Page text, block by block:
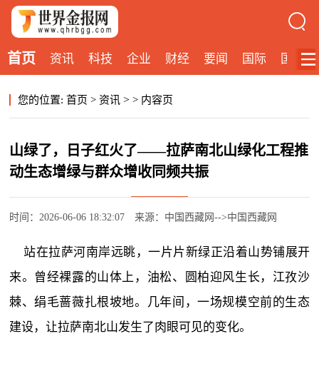
首页 资讯 科技 企业 财经 要闻 国际 国内
您的位置: 首页 > 资讯 > > 内容页
山绿了，日子红火了——拉萨南北山绿化工程推
动生态增绿与群众增收同频共振
时间：2026-06-06 18:32:07 来源：中国西藏网-->中国西藏网
站在拉萨河南岸远眺，一片片新绿正沿着山势铺展开
来。曾经裸露的山体上，油松、圆柏迎风生长，江孜沙
棘、绢毛蔷薇扎根坡地。几年间，一场规模空前的生态
建设，让拉萨南北山发生了肉眼可见的变化。